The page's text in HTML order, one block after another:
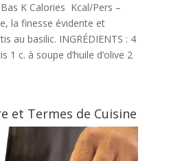
K Calories Kcal/Pers –
la finesse évidente et
au basilic. INGRÉDIENTS : 4
1 c. à soupe d’huile d’olive 2
et Termes de Cuisine